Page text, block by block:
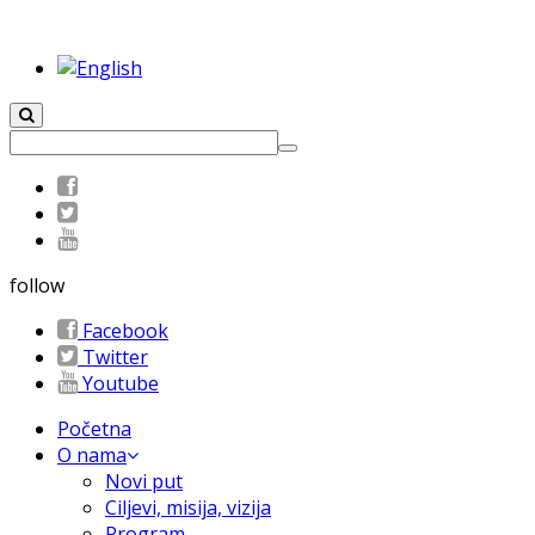
follow
Facebook
Twitter
Youtube
Početna
O nama
Novi put
Ciljevi, misija, vizija